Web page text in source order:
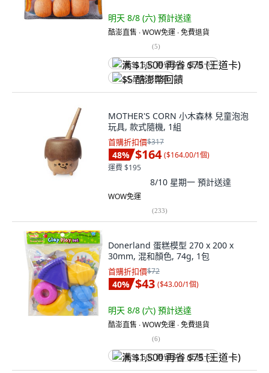
明天 8/8 (六) 預計送達
酷澎直售 ∙ WOW免運 ∙ 免費退貨
(5)
满 $1,500 再省 $75 (王道卡)
$5 酷澎幣回饋
MOTHER'S CORN 小木森林 兒童泡泡
玩具, 款式隨機, 1組
首購折扣價$317
48% $164 ($164.00/1個)
運費 $195
8/10 星期一 預計送達
WOW免運
(233)
Donerland 蛋糕模型 270 x 200 x
30mm, 混和顏色, 74g, 1包
首購折扣價$72
40% $43 ($43.00/1個)
明天 8/8 (六) 預計送達
酷澎直售 ∙ WOW免運 ∙ 免費退貨
(6)
满 $1,500 再省 $75 (王道卡)